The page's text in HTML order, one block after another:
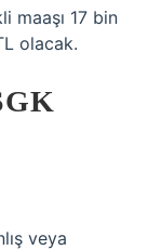
maaşı 17 bin
olacak.
veya